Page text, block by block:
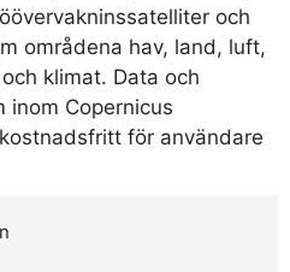
och
områdena hav, land, luft,
klimat. Data och
inom Copernicus
för användare